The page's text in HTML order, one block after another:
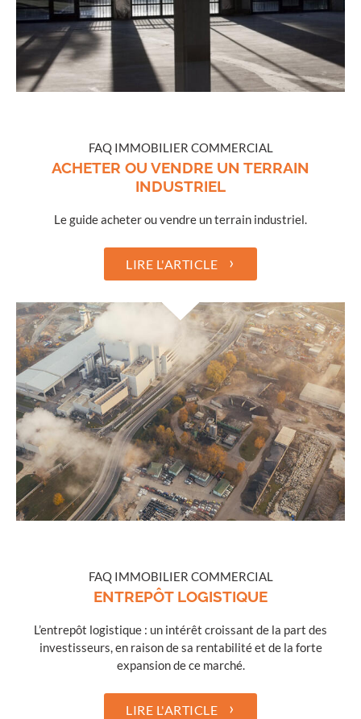
FAQ IMMOBILIER COMMERCIAL
ACHETER OU VENDRE UN TERRAIN
INDUSTRIEL
Le guide acheter ou vendre un terrain industriel.
LIRE L'ARTICLE ›
FAQ IMMOBILIER COMMERCIAL
ENTREPÔT LOGISTIQUE
L’entrepôt logistique : un intérêt croissant de la part des
investisseurs, en raison de sa rentabilité et de la forte
expansion de ce marché.
LIRE L'ARTICLE ›